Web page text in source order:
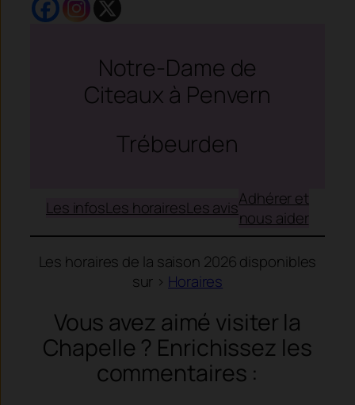
Notre-Dame de
Citeaux à Penvern
Trébeurden
Les infosLes horairesLes avisAdhérer et
nous aider
Les horaires de la saison 2026 disponibles
sur > Horaires
Vous avez aimé visiter la
Chapelle ? Enrichissez les
commentaires :